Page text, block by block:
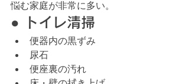
悩む家庭が非常に多い。
● トイレ清掃
便器内の黒ずみ
尿石
便座裏の汚れ